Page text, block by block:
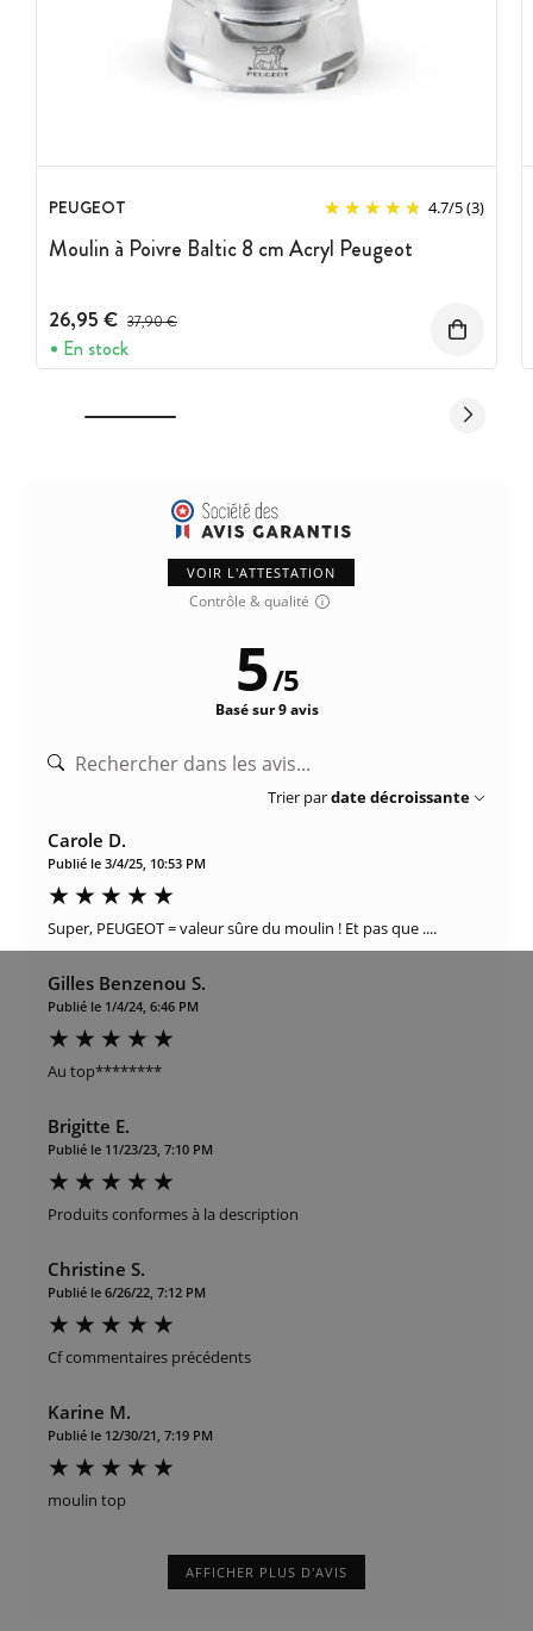
PEUGEOT 4.7/5(3)
Moulin à Poivre Baltic 8 cm Acryl Peugeot
26,95 € Prix avant réduction :
37,90 €
En stock
VOIR L'ATTESTATION
Contrôle & qualité
5/5
Basé sur 9 avis
Trier pardate décroissante
Carole D.
Publié le 3/4/25, 10:53 PM
Super, PEUGEOT = valeur sûre du moulin ! Et pas que ....
Gilles Benzenou S.
Publié le 1/4/24, 6:46 PM
Au top********
Brigitte E.
Publié le 11/23/23, 7:10 PM
Produits conformes à la description
Christine S.
Publié le 6/26/22, 7:12 PM
Cf commentaires précédents
Karine M.
Publié le 12/30/21, 7:19 PM
moulin top
AFFICHER PLUS D'AVIS